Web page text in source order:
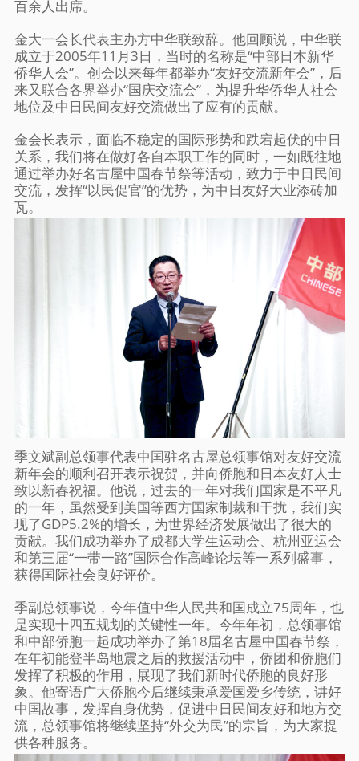
百余人出席。
金大一会长代表主办方中华联致辞。他回顾说，中华联
成立于2005年11月3日，当时的名称是“中部日本新华
侨华人会”。创会以来每年都举办“友好交流新年会”，后
来又联合各界举办“国庆交流会”，为提升华侨华人社会
地位及中日民间友好交流做出了应有的贡献。
金会长表示，面临不稳定的国际形势和跌宕起伏的中日
关系，我们将在做好各自本职工作的同时，一如既往地
通过举办好名古屋中国春节祭等活动，致力于中日民间
交流，发挥“以民促官”的优势，为中日友好大业添砖加
瓦。
季文斌副总领事代表中国驻名古屋总领事馆对友好交流
新年会的顺利召开表示祝贺，并向侨胞和日本友好人士
致以新春祝福。他说，过去的一年对我们国家是不平凡
的一年，虽然受到美国等西方国家制裁和干扰，我们实
现了GDP5.2%的增长，为世界经济发展做出了很大的
贡献。我们成功举办了成都大学生运动会、杭州亚运会
和第三届“一带一路”国际合作高峰论坛等一系列盛事，
获得国际社会良好评价。
季副总领事说，今年值中华人民共和国成立75周年，也
是实现十四五规划的关键性一年。今年年初，总领事馆
和中部侨胞一起成功举办了第18届名古屋中国春节祭，
在年初能登半岛地震之后的救援活动中，侨团和侨胞们
发挥了积极的作用，展现了我们新时代侨胞的良好形
象。他寄语广大侨胞今后继续秉承爱国爱乡传统，讲好
中国故事，发挥自身优势，促进中日民间友好和地方交
流，总领事馆将继续坚持“外交为民”的宗旨，为大家提
供各种服务。